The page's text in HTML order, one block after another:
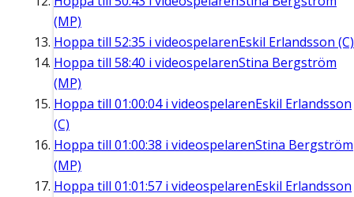
(MP)
Hoppa till 52:35 i videospelarenEskil Erlandsson (C)
Hoppa till 58:40 i videospelarenStina Bergström
(MP)
Hoppa till 01:00:04i videospelarenEskil Erlandsson
(C)
Hoppa till 01:00:38 i videospelarenStina Bergström
(MP)
Hoppa till 01:01:57 i videospelarenEskil Erlandsson